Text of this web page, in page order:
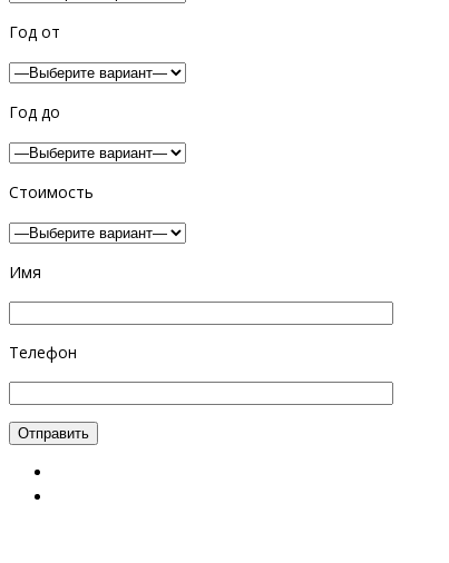
Год от
Год до
Стоимость
Имя
Телефон